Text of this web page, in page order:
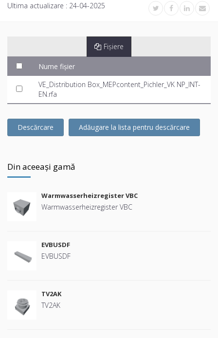
Ultima actualizare : 24-04-2025
Fișiere
Nume fișier
VE_Distribution Box_MEPcontent_Pichler_VK NP_INT-
EN.rfa
Descărcare Adăugare la lista pentru descărcare
Din aceeași gamă
Warmwasserheizregister VBC
Warmwasserheizregister VBC
EVBUSDF
EVBUSDF
TV2AK
TV2AK